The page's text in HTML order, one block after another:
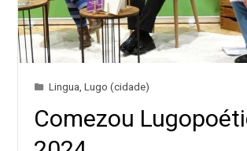
Lingua ,Lugo (cidade)
Comezou